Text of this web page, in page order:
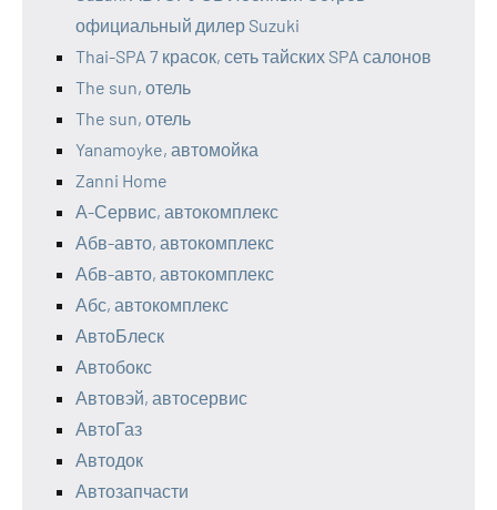
официальный дилер Suzuki
Thai-SPA 7 красок, сеть тайских SPA салонов
The sun, отель
The sun, отель
Yanamoyke, автомойка
Zanni Home
А-Сервис, автокомплекс
Абв-авто, автокомплекс
Абв-авто, автокомплекс
Абс, автокомплекс
АвтоБлеск
Автобокс
Автовэй, автосервис
АвтоГаз
Автодок
Автозапчасти